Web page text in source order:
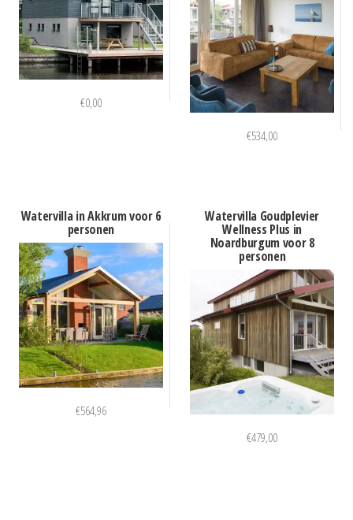
€0,00
€534,00
Watervilla in Akkrum voor 6
personen
€564,96
Watervilla Goudplevier
Wellness Plus in
Noardburgum voor 8
personen
€479,00